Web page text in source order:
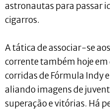
astronautas para passar
cigarros.
A tática de associar-se
corrente também hoje em
corridas de Fórmula Indy
aliando imagens de
superação e vitórias. Há